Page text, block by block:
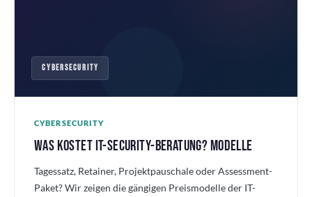
CYBERSECURITY
CYBERSECURITY
WAS KOSTET IT-SECURITY-BERATUNG? MODELLE
Tagessatz, Retainer, Projektpauschale oder Assessment-
Paket? Wir zeigen die gängigen Preismodelle der IT-